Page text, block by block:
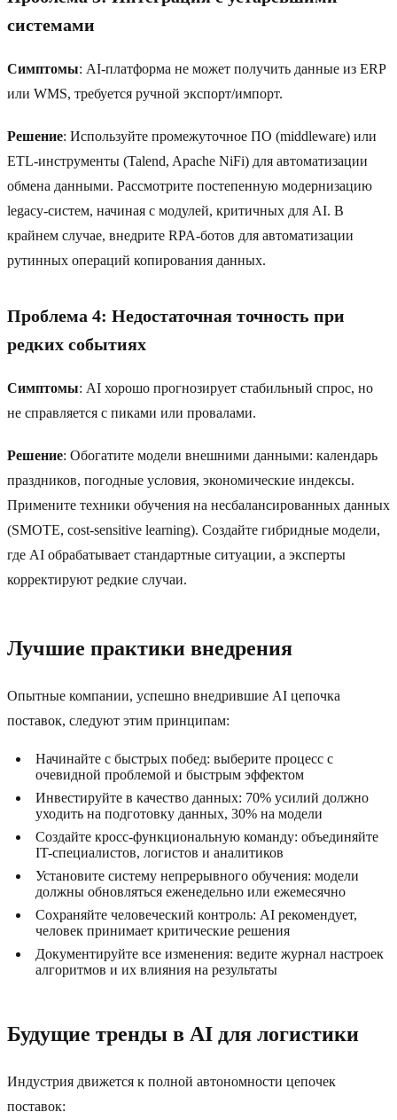
системами
Симптомы: AI-платформа не может получить данные из ERP
или WMS, требуется ручной экспорт/импорт.
Решение: Используйте промежуточное ПО (middleware) или
ETL-инструменты (Talend, Apache NiFi) для автоматизации
обмена данными. Рассмотрите постепенную модернизацию
legacy-систем, начиная с модулей, критичных для AI. В
крайнем случае, внедрите RPA-ботов для автоматизации
рутинных операций копирования данных.
Проблема 4: Недостаточная точность при
редких событиях
Симптомы: AI хорошо прогнозирует стабильный спрос, но
не справляется с пиками или провалами.
Решение: Обогатите модели внешними данными: календарь
праздников, погодные условия, экономические индексы.
Примените техники обучения на несбалансированных данных
(SMOTE, cost-sensitive learning). Создайте гибридные модели,
где AI обрабатывает стандартные ситуации, а эксперты
корректируют редкие случаи.
Лучшие практики внедрения
Опытные компании, успешно внедрившие AI цепочка
поставок, следуют этим принципам:
Начинайте с быстрых побед: выберите процесс с
очевидной проблемой и быстрым эффектом
Инвестируйте в качество данных: 70% усилий должно
уходить на подготовку данных, 30% на модели
Создайте кросс-функциональную команду: объединяйте
IT-специалистов, логистов и аналитиков
Установите систему непрерывного обучения: модели
должны обновляться еженедельно или ежемесячно
Сохраняйте человеческий контроль: AI рекомендует,
человек принимает критические решения
Документируйте все изменения: ведите журнал настроек
алгоритмов и их влияния на результаты
Будущие тренды в AI для логистики
Индустрия движется к полной автономности цепочек
поставок: